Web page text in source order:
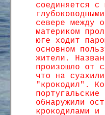
соединяется с
севере между
материком
юге ходит
основном
жители.
произошло от
что на
"крокодил".
обнаружили
крокодилами и